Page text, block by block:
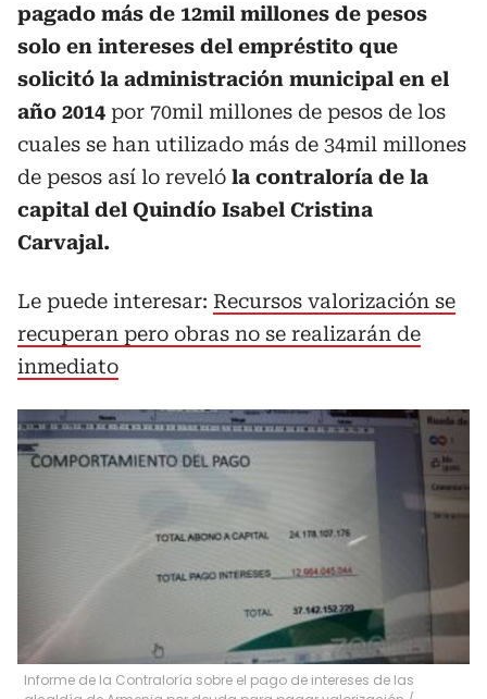
pagado más de 12mil millones de pesos
solo en intereses del empréstito que
solicitó la administración municipal en el
año 2014 por 70mil millones de pesos de los
cuales se han utilizado más de 34mil millones
de pesos así lo reveló la contraloría de la
capital del Quindío Isabel Cristina
Carvajal.
Le puede interesar: Recursos valorización se
recuperan pero obras no se realizarán de
inmediato
Informe de la Contraloría sobre el pago de intereses de las